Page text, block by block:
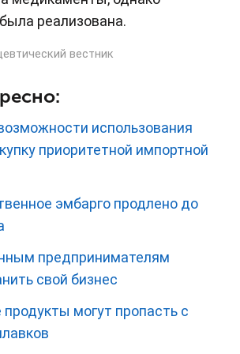
реализована.
вестник
использования
приоритетной импортной
эмбарго продлено до
предпринимателям
свой бизнес
продукты могут пропасть с